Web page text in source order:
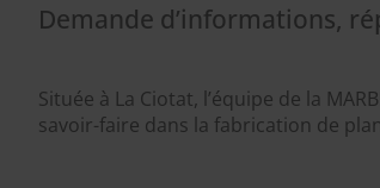
Demande d’informations,
Située à La Ciotat, l’équipe de la
savoir-faire dans la fabrication de